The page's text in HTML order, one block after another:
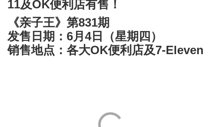
11及OK便利店有售！
《亲子王》第831期
发售日期：6月4日（星期四）
销售地点：各大OK便利店及7-Eleven